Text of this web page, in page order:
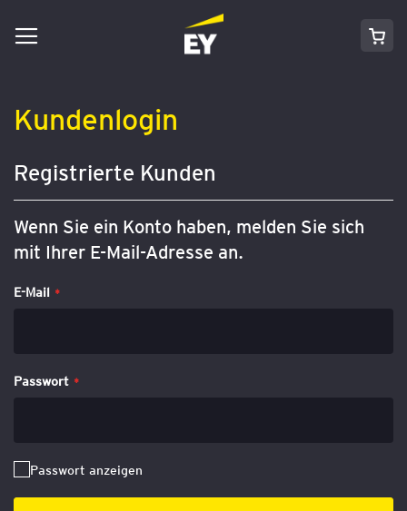
Direkt
zum
Kundenlogin
Registrierte Kunden
Wenn Sie ein Konto haben, melden Sie sich
mit Ihrer E-Mail-Adresse an.
E-Mail
Passwort
Passwort anzeigen